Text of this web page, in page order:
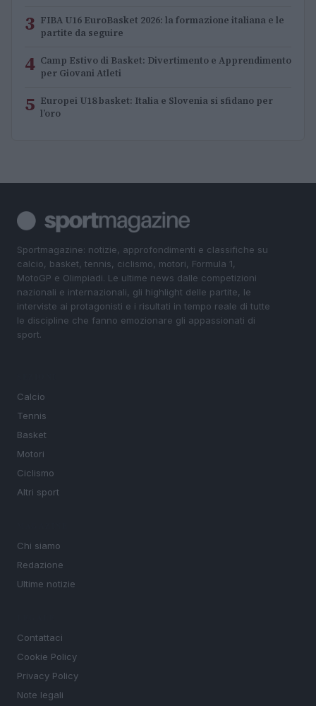
3 FIBA U16 EuroBasket 2026: la formazione italiana e le
partite da seguire
4 Camp Estivo di Basket: Divertimento e Apprendimento
per Giovani Atleti
5 Europei U18 basket: Italia e Slovenia si sfidano per
l’oro
Sportmagazine: notizie, approfondimenti e classifiche su
calcio, basket, tennis, ciclismo, motori, Formula 1,
MotoGP e Olimpiadi. Le ultime news dalle competizioni
nazionali e internazionali, gli highlight delle partite, le
interviste ai protagonisti e i risultati in tempo reale di tutte
le discipline che fanno emozionare gli appassionati di
sport.
Calcio
Tennis
Basket
Motori
Ciclismo
Altri sport
Chi siamo
Redazione
Ultime notizie
Contattaci
Cookie Policy
Privacy Policy
Note legali